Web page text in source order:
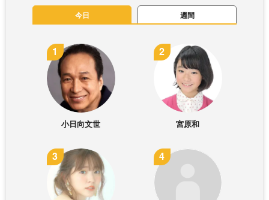
今日 週間
小日向文世 宮原和